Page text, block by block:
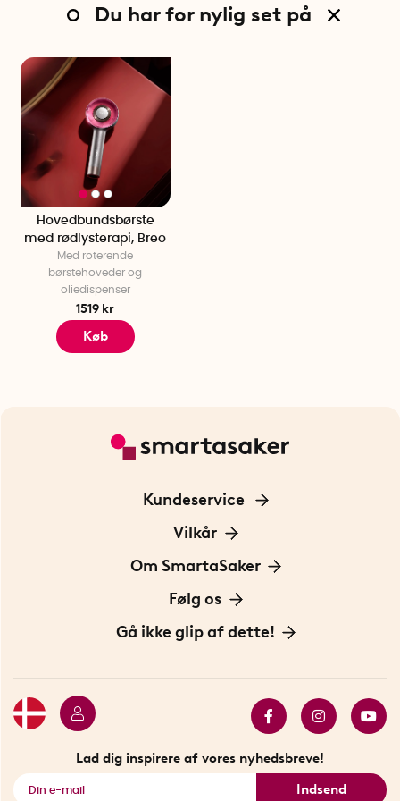
Du har for nylig set på
Hovedbundsbørste
med rødlysterapi, Breo
Med roterende
børstehoveder og
oliedispenser
1519 kr
Køb
Kundeservice
Kontakt os
Vilkår
Information om cookies
Privatlivspolitik
Om SmartaSaker
Om os
Vores historie
Følg os
Opfindere
Gå ikke glip af dette!
Se alle smarte produkter
Lad dig inspirere af vores nyhedsbreve!
Indsend